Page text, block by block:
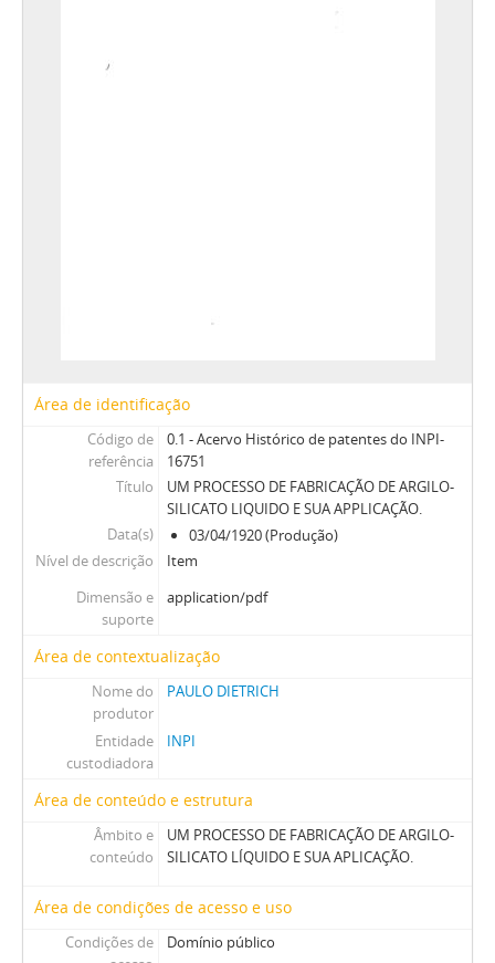
Área de identificação
Código de
referência
0.1 - Acervo Histórico de patentes do INPI-
16751
Título
UM PROCESSO DE FABRICAÇÃO DE ARGILO-
SILICATO LIQUIDO E SUA APPLICAÇÃO.
Data(s)
03/04/1920 (Produção)
Nível de descrição
Item
Dimensão e
suporte
application/pdf
Área de contextualização
Nome do
produtor
PAULO DIETRICH
Entidade
custodiadora
INPI
Área de conteúdo e estrutura
Âmbito e
conteúdo
UM PROCESSO DE FABRICAÇÃO DE ARGILO-
SILICATO LÍQUIDO E SUA APLICAÇÃO.
Área de condições de acesso e uso
Condições de
Domínio público